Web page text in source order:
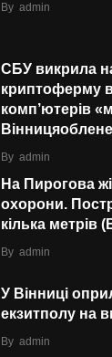
By admin
СБУ викрила
криптоферму в
комп’ютерів
By admin
На Пирогова
охорони.
кілька метрів
By admin
У Вінниці
екзитполу на
By admin